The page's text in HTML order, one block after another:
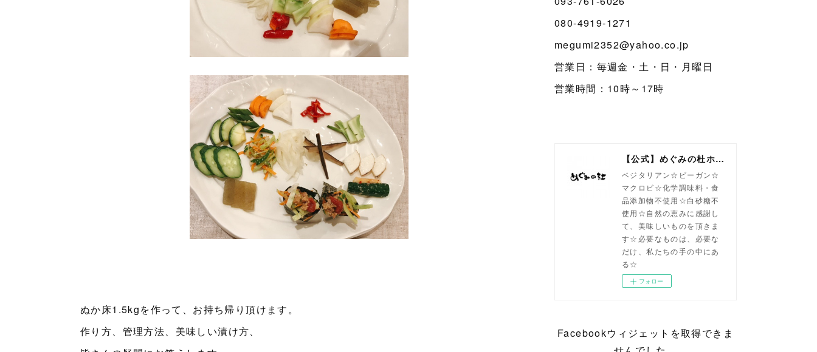
ぬか床1.5kgを作って、お持ち帰り頂けます。
作り方、管理方法、美味しい漬け方、
080-4919-1271
megumi2352@yahoo.co.jp
営業日：毎週金・土・日・月曜日
営業時間：10時～17時
【公式】めぐみの杜ホームページ(旧自然食工房）
ベジタリアン☆ビーガン☆
マクロビ☆化学調味料・食
品添加物不使用☆白砂糖不
使用☆自然の恵みに感謝し
て、美味しいものを頂きま
す☆必要なものは、必要な
だけ、私たちの手の中にあ
る☆
フォロー
Facebookウィジェットを取得できま